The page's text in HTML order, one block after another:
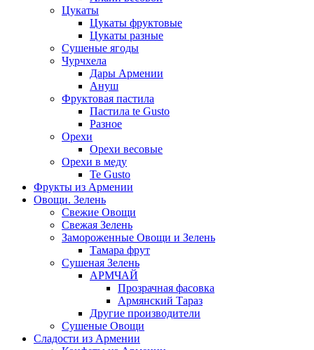
Цукаты
Цукаты фруктовые
Цукаты разные
Сушеные ягоды
Чурчхела
Дары Армении
Ануш
Фруктовая пастила
Пастила te Gusto
Разное
Орехи
Орехи весовые
Орехи в меду
Te Gusto
Фрукты из Армении
Овощи. Зелень
Свежие Овощи
Свежая Зелень
Замороженные Овощи и Зелень
Тамара фрут
Сушеная Зелень
АРМЧАЙ
Прозрачная фасовка
Армянский Тараз
Другие производители
Сушеные Овощи
Сладости из Армении